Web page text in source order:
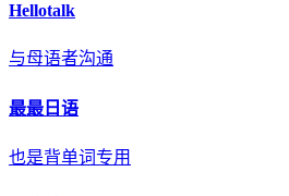
Hellotalk
与母语者沟通
最最日语
也是背单词专用